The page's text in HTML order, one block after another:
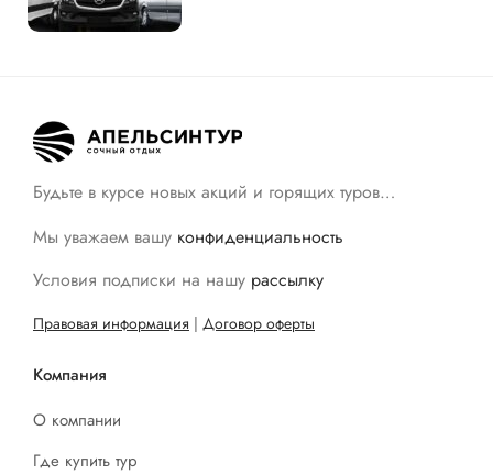
Будьте в курсе новых акций и горящих туров…
Мы уважаем вашу конфиденциальность
Условия подписки на нашу рассылку
Правовая информация | Договор оферты
Компания
О компании
Где купить тур